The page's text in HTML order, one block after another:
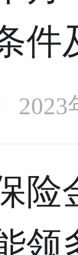
件
2023
险
领